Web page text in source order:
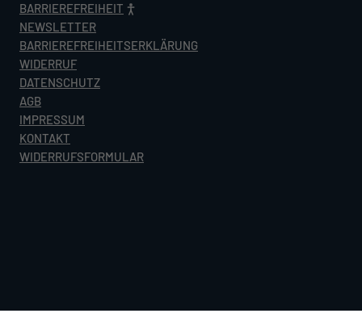
BARRIEREFREIHEIT
NEWSLETTER
BARRIEREFREIHEITSERKLÄRUNG
WIDERRUF
DATENSCHUTZ
AGB
IMPRESSUM
KONTAKT
WIDERRUFSFORMULAR